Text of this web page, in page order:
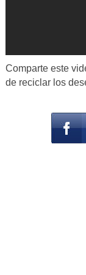
Comparte este
de reciclar los